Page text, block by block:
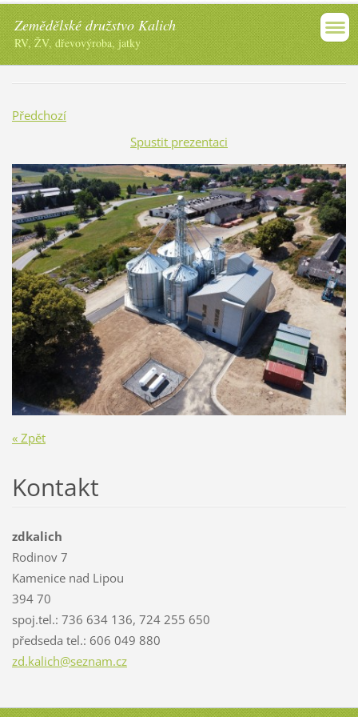
Zemědělské družstvo Kalich
RV, ŽV, dřevovýroba, jatky
Předchozí
Spustit prezentaci
« Zpět
Kontakt
zdkalich
Rodinov 7
Kamenice nad Lipou
394 70
spoj.tel.: 736 634 136, 724 255 650
předseda tel.: 606 049 880
zd.kalich@seznam.cz